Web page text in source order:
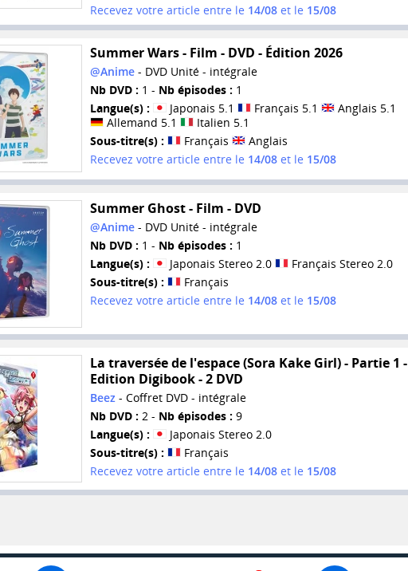
Recevez votre article entre le 14/08et le 15/08
Summer Wars - Film - DVD - Édition 2026
@Anime- DVD Unité - intégrale
Nb DVD : 1 - Nb épisodes : 1
Langue(s) :
Japonais 5.1 Français 5.1
Anglais 5.1
Allemand 5.1
Italien 5.1
Sous-titre(s) :
Français
Anglais
Recevez votre article entre le 14/08et le 15/08
Summer Ghost - Film - DVD
@Anime- DVD Unité - intégrale
Nb DVD : 1 - Nb épisodes : 1
Langue(s) :
Japonais Stereo 2.0
Français Stereo 2.0
Sous-titre(s) :
Français
Recevez votre article entre le 14/08et le 15/08
La traversée de l'espace (Sora Kake Girl) - Partie 1 -
Edition Digibook - 2 DVD
Beez- Coffret DVD - intégrale
Nb DVD : 2 - Nb épisodes : 9
Langue(s) :
Japonais Stereo 2.0
Sous-titre(s) :
Français
Recevez votre article entre le 14/08et le 15/08